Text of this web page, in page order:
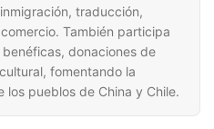
traducción,
También participa
donaciones de
fomentando la
pueblos de China y Chile.